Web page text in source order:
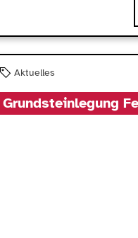
Aktuelles
Grundsteinlegung